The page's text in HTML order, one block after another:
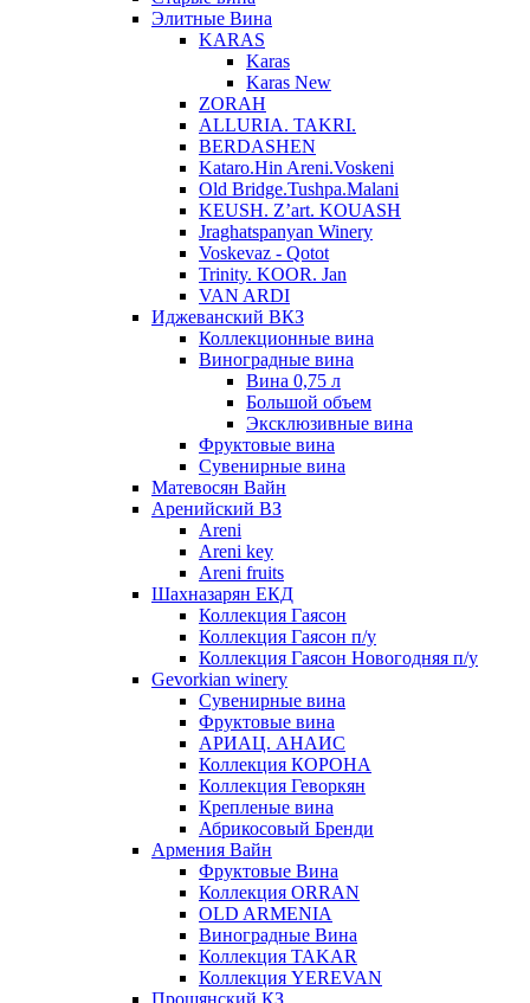
Элитные Вина
KARAS
Karas
Karas New
ZORAH
ALLURIA. TAKRI.
BERDASHEN
Kataro.Hin Areni.Voskeni
Old Bridge.Tushpa.Malani
KEUSH. Z’art. KOUASH
Jraghatspanyan Winery
Voskevaz - Qotot
Trinity. KOOR. Jan
VAN ARDI
Иджеванский ВКЗ
Коллекционные вина
Виноградные вина
Вина 0,75 л
Большой объем
Эксклюзивные вина
Фруктовые вина
Cувенирные вина
Матевосян Вайн
Аренийский ВЗ
Areni
Areni key
Areni fruits
Шахназарян ЕКД
Коллекция Гаясон
Коллекция Гаясон п/у
Коллекция Гаясон Новогодняя п/у
Gevorkian winery
Сувенирные вина
Фруктовые вина
АРИАЦ. АНАИС
Коллекция КОРОНА
Коллекция Геворкян
Крепленые вина
Абрикосовый Бренди
Армения Вайн
Фруктовые Вина
Коллекция ORRAN
OLD ARMENIA
Виноградные Вина
Коллекция TAKAR
Коллекция YEREVAN
Прошянский КЗ